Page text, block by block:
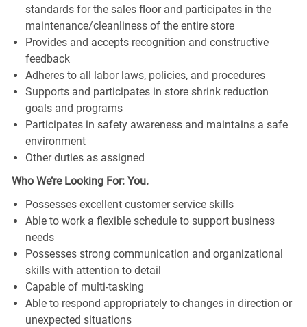
standards for the sales floor and participates in the
maintenance/cleanliness of the entire store
Provides and accepts recognition and constructive
feedback
Adheres to all labor laws, policies, and procedures
Supports and participates in store shrink reduction
goals and programs
Participates in safety awareness and maintains a safe
environment
Other duties as assigned
Who We’re Looking For: You.
Possesses excellent customer service skills
Able to work a flexible schedule to support business
needs
Possesses strong communication and organizational
skills with attention to detail
Capable of multi-tasking
Able to respond appropriately to changes in direction or
unexpected situations